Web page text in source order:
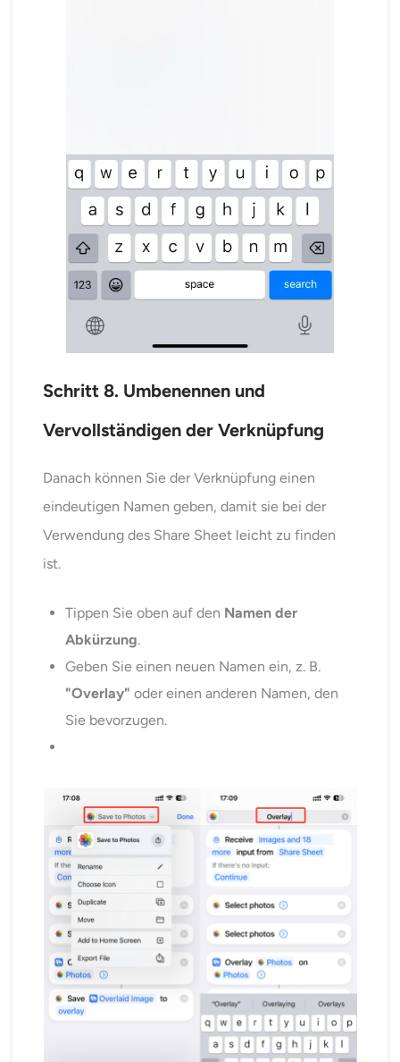
Schritt 8. Umbenennen und
Vervollständigen der Verknüpfung
Danach können Sie der Verknüpfung einen
eindeutigen Namen geben, damit sie bei der
Verwendung des Share Sheet leicht zu finden
ist.
Tippen Sie oben auf den Namen der
Abkürzung.
Geben Sie einen neuen Namen ein, z. B.
"Overlay" oder einen anderen Namen, den
Sie bevorzugen.